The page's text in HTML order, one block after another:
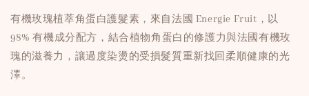
有機玫瑰植萃角蛋白護髮素，來自法國 Energie Fruit，以
98% 有機成分配方，結合植物角蛋白的修護力與法國有機玫
瑰的滋養力，讓過度染燙的受損髮質重新找回柔順健康的光
澤。